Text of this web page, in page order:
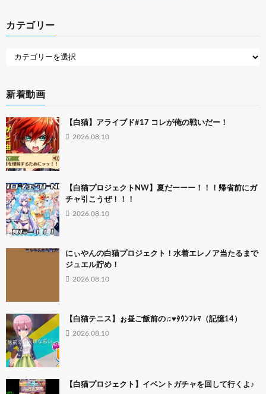
カテゴリー
新着動画
【白猫】アライブド#17 コレが俺の戦いだー！
2026.08.10
【白猫プロジェクトNW】夏だーーー！！！帰省前にガ
チャ引こうぜ！！！
2026.08.10
にぃやんの白猫プロジェクト！水着エレノア当たるまで
ジュエル貯め！
2026.08.10
【白猫テニス】ぉ昼ご飯前の♫♥ﾀｳﾝﾌﾚﾏ（記憶14）
2026.08.10
【白猫プロジェクト】イベントガチャを回して行くよ♪